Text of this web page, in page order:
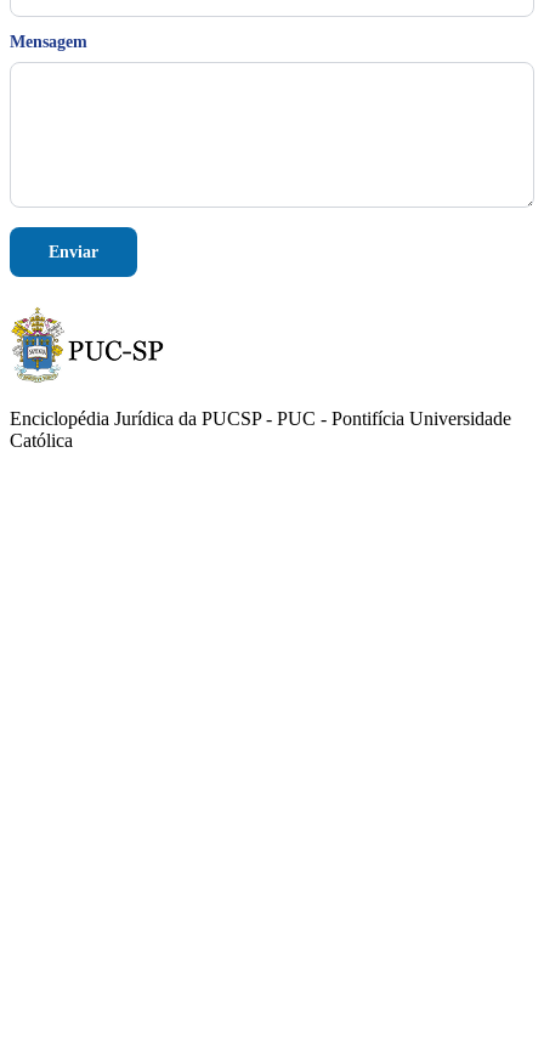
a
g
e
m
Mensagem
Enviar
Enciclopédia Jurídica da PUCSP - PUC - Pontifícia Universidade
Católica